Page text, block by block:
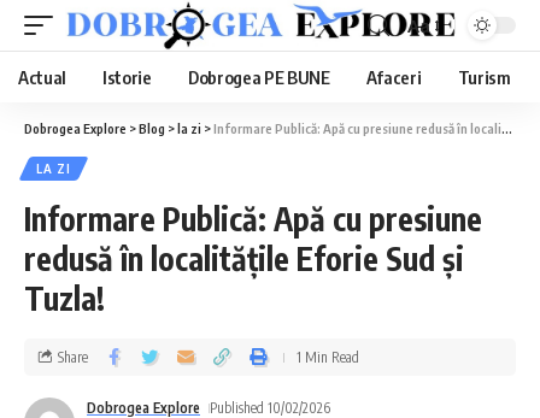
Aa
Actual Istorie Dobrogea PE BUNE Afaceri Turism
Dobrogea Explore >Blog >la zi >Informare Publică: Apă cu presiune redusă în localitățile Eforie Sud și Tuzla!
LA ZI
Informare Publică: Apă cu presiune
redusă în localitățile Eforie Sud și
Tuzla!
Dobrogea Explore Published 10/02/2026
Share 1 Min Read